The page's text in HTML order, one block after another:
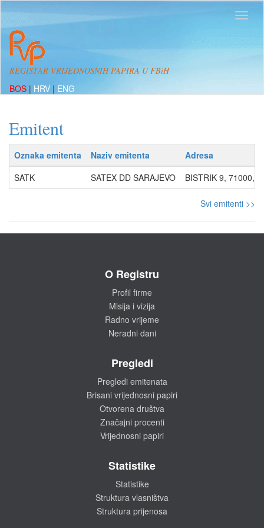
REGISTAR VRIJEDNOSNIH PAPIRA U FBiH
BOS | HRV | ENG
Emitent
Oznaka emitenta Naziv emitenta
Adresa
SATK
SATEX DD SARAJEVO BISTRIK 9, 71000,
Svi emitenti >>
O Registru
Profil firme
Misija i vizija
Radno vrijeme
Neradni dani
Pregledi
Pregledi emitenata
Brisani vrijednosni papiri
Otvorena društva
Značajni procenti
Vrijednosni papiri
Statistike
Statistike
Struktura vlasništva
Struktura prijenosa